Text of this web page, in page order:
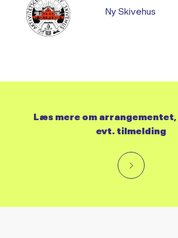
Ny Skivehus
Læs mere om
evt. tilmelding